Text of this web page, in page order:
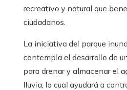
recreativo y natural que
ciudadanos.
La iniciativa del parque
contempla el desarrollo de
para drenar y almacenar el
lluvia, lo cual ayudará a